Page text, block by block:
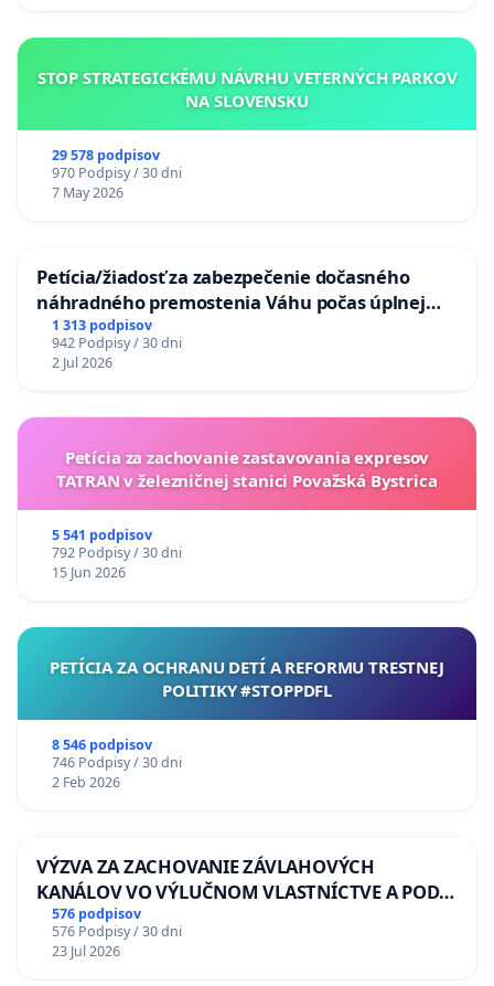
STOP STRATEGICKÉMU NÁVRHU VETERNÝCH PARKOV
NA SLOVENSKU
29 578 podpisov
970 Podpisy / 30 dni
7 May 2026
Petícia/žiadosť za zabezpečenie dočasného
náhradného premostenia Váhu počas úplnej
uzávery Vážskeho mosta v Komárne
1 313 podpisov
942 Podpisy / 30 dni
2 Jul 2026
Petícia za zachovanie zastavovania expresov
TATRAN v železničnej stanici Považská Bystrica
5 541 podpisov
792 Podpisy / 30 dni
15 Jun 2026
PETÍCIA ZA OCHRANU DETÍ A REFORMU TRESTNEJ
POLITIKY #STOPPDFL
8 546 podpisov
746 Podpisy / 30 dni
2 Feb 2026
VÝZVA ZA ZACHOVANIE ZÁVLAHOVÝCH
KANÁLOV VO VÝLUČNOM VLASTNÍCTVE A POD
KONTROLOU SLOVENSKEJ REPUBLIKY & žiadosť
na riešenie zanedbaného stavu závlahových a
odvodňovacích kanálov na Slovensku
576 podpisov
576 Podpisy / 30 dni
23 Jul 2026